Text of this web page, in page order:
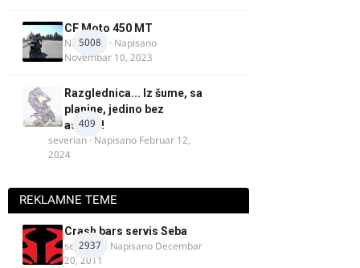
5008
CF Moto 450 MT
NIKOLA 1
· Napisano
Novembar 10, 2023
409
Razglednica... Iz šume, sa
planine, jedino bez
asfalta!
severian · Napisano Februar 12,
2024
REKLAMNE TEME
2937
Crash bars servis Seba
seba011 · Napisano Decembar
20, 2011